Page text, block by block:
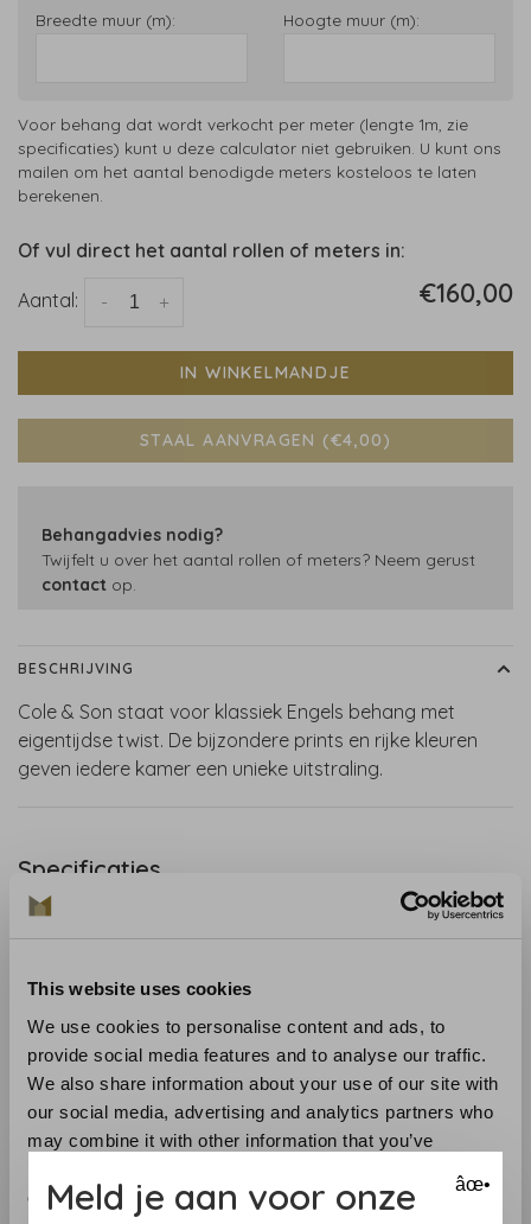
This website uses cookies
We use cookies to personalise content and ads, to
provide social media features and to analyse our traffic.
We also share information about your use of our site with
our social media, advertising and analytics partners who
may combine it with other information that you’ve
of their services.
Breedte muur (m): Hoogte muur (m):
Voor behang dat wordt verkocht per meter (lengte 1m, zie
specificaties) kunt u deze calculator niet gebruiken. U kunt ons
mailen om het aantal benodigde meters kosteloos te laten
berekenen.
Of vul direct het aantal rollen of meters in:
Aantal: +
- €160,00
IN WINKELMANDJE
STAAL AANVRAGEN (€4,00)
Behangadvies nodig?
Twijfelt u over het aantal rollen of meters? Neem gerust
contact op.
BESCHRIJVING
Cole & Son staat voor klassiek Engels behang met
eigentijdse twist. De bijzondere prints en rijke kleuren
geven iedere kamer een unieke uitstraling.
Specificaties
Patroon (cm)
Productpagina
Vliesbehang uit de collectie New Contemporary II van
en wit.
âœ•
Meld je aan voor onze